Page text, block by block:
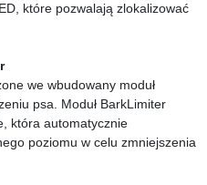
które pozwalają zlokalizować
we wbudowany moduł
psa. Moduł BarkLimiter
która automatycznie
poziomu w celu zmniejszenia